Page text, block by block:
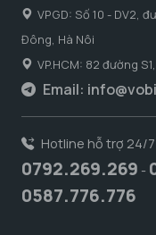
VPGD: Số 10 - DV2,
Đông, Hà Nôi
VP.HCM: 82 đường
Email:
Hotline hỗ trợ 24/7
0792.269.269 -
0587.776.776